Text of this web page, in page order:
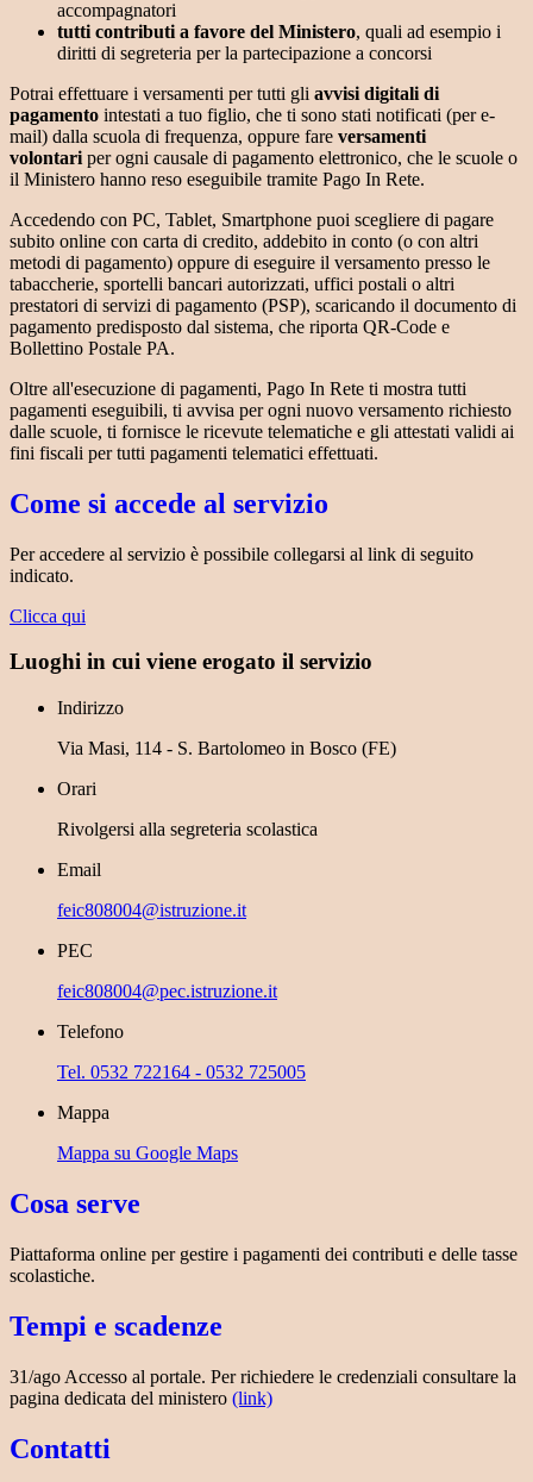
accompagnatori
tutti contributi a favore del Ministero, quali ad esempio i
diritti di segreteria per la partecipazione a concorsi
Potrai effettuare i versamenti per tutti gli avvisi digitali di
pagamento intestati a tuo figlio, che ti sono stati notificati (per e-
mail) dalla scuola di frequenza, oppure fare versamenti
volontari per ogni causale di pagamento elettronico, che le scuole o
il Ministero hanno reso eseguibile tramite Pago In Rete.
Accedendo con PC, Tablet, Smartphone puoi scegliere di pagare
subito online con carta di credito, addebito in conto (o con altri
metodi di pagamento) oppure di eseguire il versamento presso le
tabaccherie, sportelli bancari autorizzati, uffici postali o altri
prestatori di servizi di pagamento (PSP), scaricando il documento di
pagamento predisposto dal sistema, che riporta QR-Code e
Bollettino Postale PA.
Oltre all'esecuzione di pagamenti, Pago In Rete ti mostra tutti
pagamenti eseguibili, ti avvisa per ogni nuovo versamento richiesto
dalle scuole, ti fornisce le ricevute telematiche e gli attestati validi ai
fini fiscali per tutti pagamenti telematici effettuati.
Come si accede al servizio
Per accedere al servizio è possibile collegarsi al link di seguito
indicato.
Clicca qui
Luoghi in cui viene erogato il servizio
Indirizzo
Via Masi, 114 - S. Bartolomeo in Bosco (FE)
Orari
Rivolgersi alla segreteria scolastica
Email
feic808004@istruzione.it
PEC
feic808004@pec.istruzione.it
Telefono
Tel. 0532 722164 - 0532 725005
Mappa
Mappa su Google Maps
Cosa serve
Piattaforma online per gestire i pagamenti dei contributi e delle tasse
scolastiche.
Tempi e scadenze
31/ago Accesso al portale. Per richiedere le credenziali consultare la
pagina dedicata del ministero (link)
Contatti